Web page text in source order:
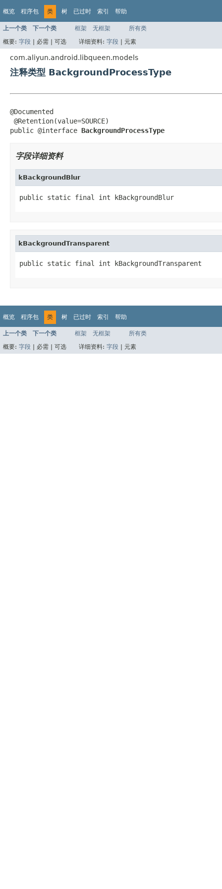
概览 程序包 类 树 已过时 索引 帮助
上一个类 下一个类 框架 无框架
所有类
概要: 字段 | 必需 | 可选 详细资料: 字段 | 元素
com.aliyun.android.libqueen.models
注释类型 BackgroundProcessType
@Documented
@Retention(value=SOURCE)
public @interface BackgroundProcessType
字段详细资料
kBackgroundBlur
public static final int kBackgroundBlur
kBackgroundTransparent
public static final int kBackgroundTransparent
概览 程序包 类 树 已过时 索引 帮助
上一个类 下一个类 框架 无框架
所有类
概要: 字段 必需 | 可选 详细资料: 字段 元素